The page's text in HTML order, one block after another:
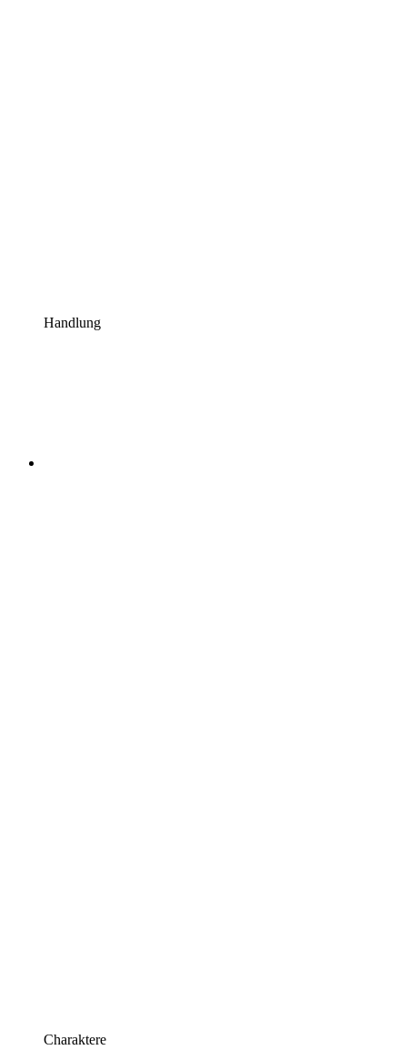
Handlung
Charaktere